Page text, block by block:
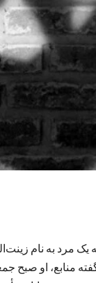
مرد به نام
منابع، او صبح